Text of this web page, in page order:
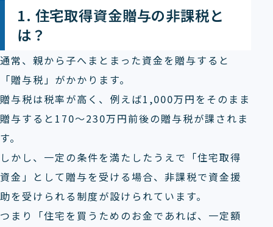
1. 住宅取得資金贈与の非課税と
は？
通常、親から子へまとまった資金を贈与すると
「贈与税」がかかります。
贈与税は税率が高く、例えば1,000万円をそのまま
贈与すると170～230万円前後の贈与税が課されま
す。
しかし、一定の条件を満たしたうえで「住宅取得
資金」として贈与を受ける場合、非課税で資金援
助を受けられる制度が設けられています。
つまり「住宅を買うためのお金であれば、一定額